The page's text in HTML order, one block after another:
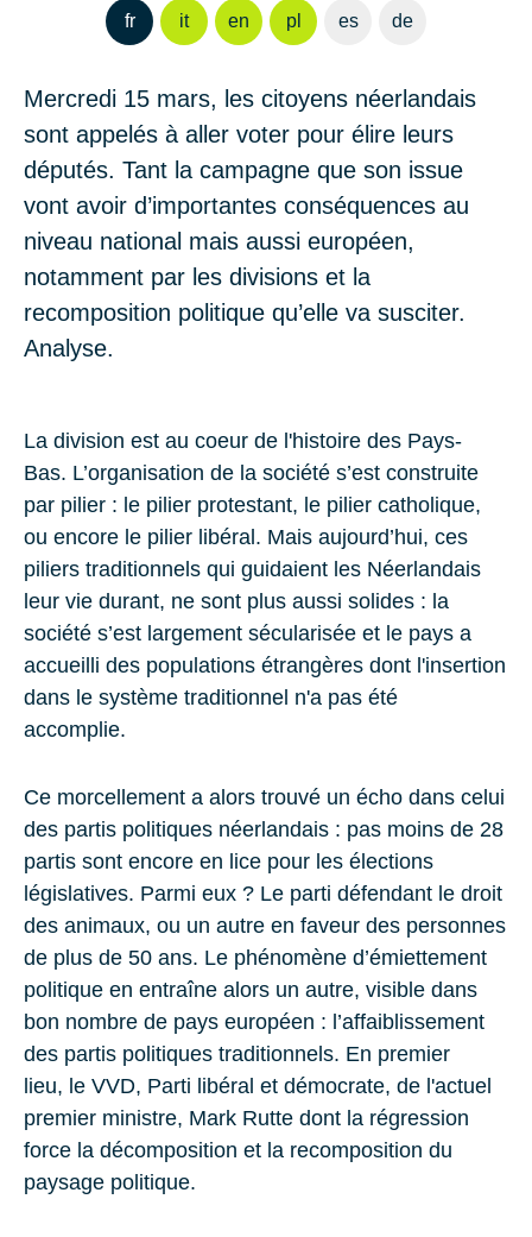
fr it en pl es de
Mercredi 15 mars, les citoyens néerlandais
sont appelés à aller voter pour élire leurs
députés. Tant la campagne que son issue
vont avoir d’importantes conséquences au
niveau national mais aussi européen,
notamment par les divisions et la
recomposition politique qu’elle va susciter.
Analyse.
La division est au coeur de l'histoire des Pays-
Bas. L’organisation de la société s’est construite
par pilier : le pilier protestant, le pilier catholique,
ou encore le pilier libéral. Mais aujourd’hui, ces
piliers traditionnels qui guidaient les Néerlandais
leur vie durant, ne sont plus aussi solides : la
société s’est largement sécularisée et le pays a
accueilli des populations étrangères dont l'insertion
dans le système traditionnel n'a pas été
accomplie.
Ce morcellement a alors trouvé un écho dans celui
des partis politiques néerlandais : pas moins de 28
partis sont encore en lice pour les élections
législatives. Parmi eux ? Le parti défendant le droit
des animaux, ou un autre en faveur des personnes
de plus de 50 ans. Le phénomène d’émiettement
politique en entraîne alors un autre, visible dans
bon nombre de pays européen : l’affaiblissement
des partis politiques traditionnels. En premier
lieu, le VVD, Parti libéral et démocrate, de l'actuel
premier ministre, Mark Rutte dont la régression
force la décomposition et la recomposition du
paysage politique.